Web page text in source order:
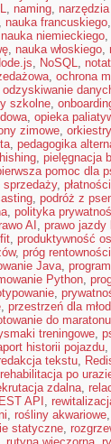
, naming,
, nauka francuskiego,
nauka niemieckiego,
, nauka włoskiego,
, NoSQL,
, ochrona
odzyskiwanie
szkolne,
, opieka
zimowe,
, pedagogika
, pielęgnacja
pomoc dla
sprzedaży,
, podróż z
, polityka
AI , prawo jazdy
, produktywność
, próg rentowności
Java,
Python,
,
, przestrzeń dla
do maratonu
treningowe,
historii pojazdu,
tekstu,
rehabilitacja po
zdalna,
API ,
, rośliny akwariowe,
statyczne,